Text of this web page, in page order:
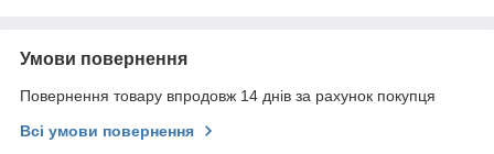
Умови повернення
Повернення товару впродовж 14 днів за рахунок покупця
Всі умови повернення